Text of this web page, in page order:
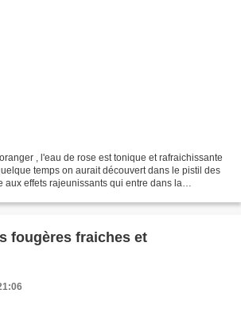
, l'eau de rose est tonique et rafraichissante
temps on aurait découvert dans le pistil des
aux effets rajeunissants qui entre dans la
fougères fraiches et